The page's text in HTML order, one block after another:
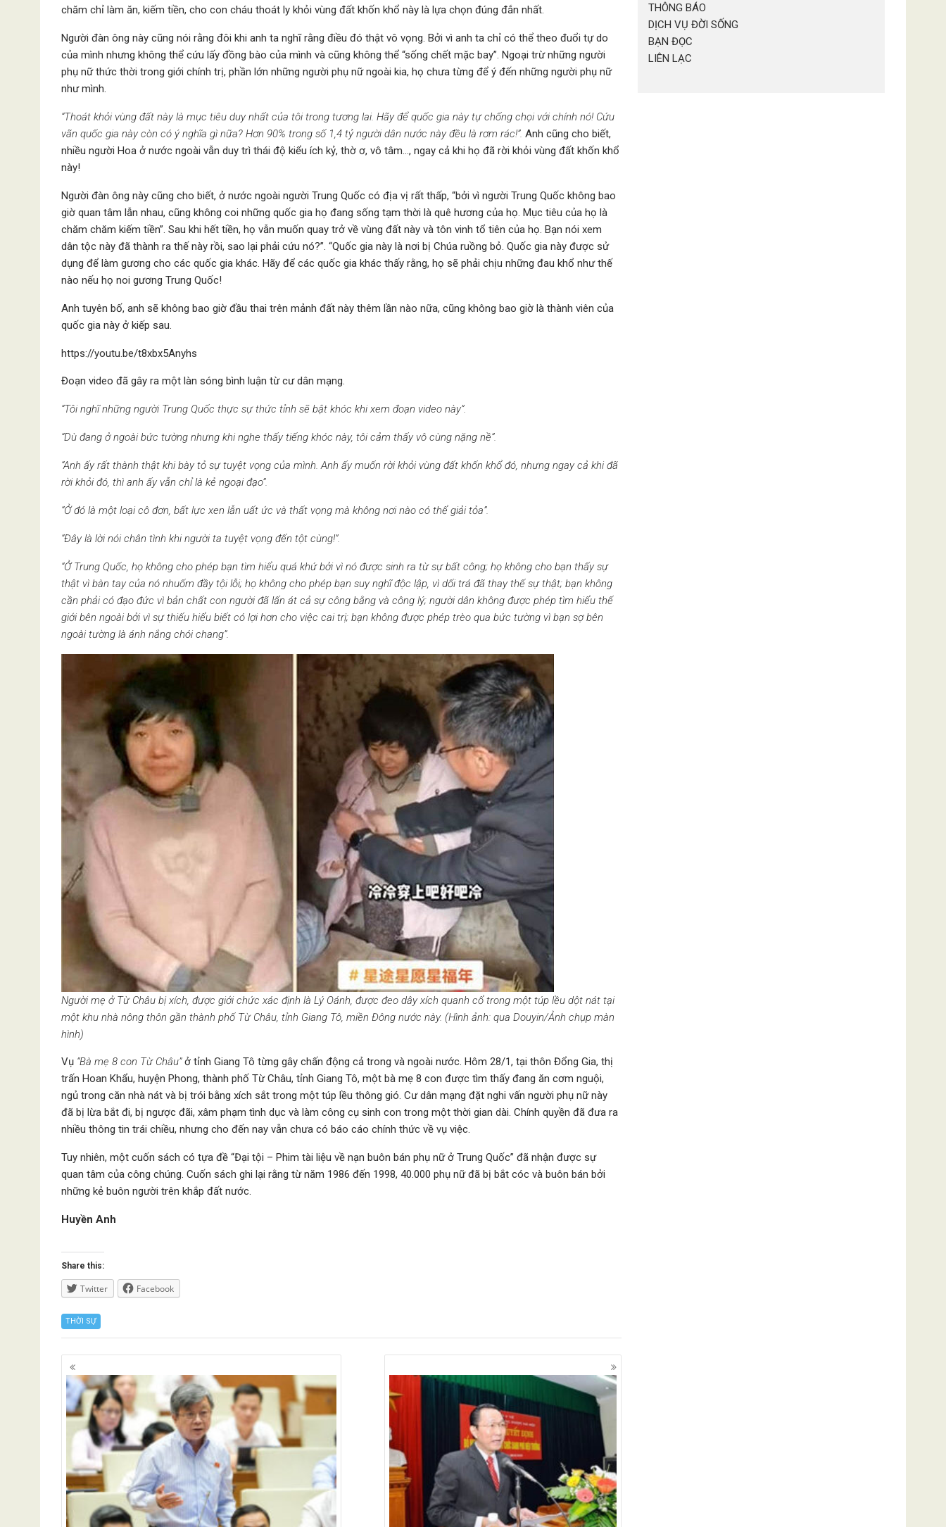
chăm chỉ làm ăn, kiếm tiền, cho con cháu thoát ly khỏi vùng đất khốn khổ này là lựa chọn đúng đắn nhất.
Người đàn ông này cũng nói rằng đôi khi anh ta nghĩ rằng điều đó thật vô vọng. Bởi vì anh ta chỉ có thể theo đuổi tự do
của mình nhưng không thể cứu lấy đồng bào của mình và cũng không thể “sống chết mặc bay”. Ngoại trừ những người
phụ nữ thức thời trong giới chính trị, phần lớn những người phụ nữ ngoài kia, họ chưa từng để ý đến những người phụ nữ
như mình.
“Thoát khỏi vùng đất này là mục tiêu duy nhất của tôi trong tương lai. Hãy để quốc gia này tự chống chọi với chính nó! Cứu
vãn quốc gia này còn có ý nghĩa gì nữa? Hơn 90% trong số 1,4 tỷ người dân nước này đều là rơm rác!”. Anh cũng cho biết,
nhiều người Hoa ở nước ngoài vẫn duy trì thái độ kiểu ích kỷ, thờ ơ, vô tâm…, ngay cả khi họ đã rời khỏi vùng đất khốn khổ
này!
Người đàn ông này cũng cho biết, ở nước ngoài người Trung Quốc có địa vị rất thấp, “bởi vì người Trung Quốc không bao
giờ quan tâm lẫn nhau, cũng không coi những quốc gia họ đang sống tạm thời là quê hương của họ. Mục tiêu của họ là
chăm chăm kiếm tiền”. Sau khi hết tiền, họ vẫn muốn quay trở về vùng đất này và tôn vinh tổ tiên của họ. Bạn nói xem
dân tộc này đã thành ra thế này rồi, sao lại phải cứu nó?”. “Quốc gia này là nơi bị Chúa ruồng bỏ. Quốc gia này được sử
dụng để làm gương cho các quốc gia khác. Hãy để các quốc gia khác thấy rằng, họ sẽ phải chịu những đau khổ như thế
nào nếu họ noi gương Trung Quốc!
Anh tuyên bố, anh sẽ không bao giờ đầu thai trên mảnh đất này thêm lần nào nữa, cũng không bao giờ là thành viên của
quốc gia này ở kiếp sau.
https://youtu.be/t8xbx5Anyhs
Đoạn video đã gây ra một làn sóng bình luận từ cư dân mạng.
“Tôi nghĩ những người Trung Quốc thực sự thức tỉnh sẽ bật khóc khi xem đoạn video này”.
“Dù đang ở ngoài bức tường nhưng khi nghe thấy tiếng khóc này, tôi cảm thấy vô cùng nặng nề”.
“Anh ấy rất thành thật khi bày tỏ sự tuyệt vọng của mình. Anh ấy muốn rời khỏi vùng đất khốn khổ đó, nhưng ngay cả khi đã
rời khỏi đó, thì anh ấy vẫn chỉ là kẻ ngoại đạo”.
“Ở đó là một loại cô đơn, bất lực xen lẫn uất ức và thất vọng mà không nơi nào có thể giải tỏa”.
“Đây là lời nói chân tình khi người ta tuyệt vọng đến tột cùng!”.
“Ở Trung Quốc, họ không cho phép bạn tìm hiểu quá khứ bởi vì nó được sinh ra từ sự bất công; họ không cho bạn thấy sự
thật vì bàn tay của nó nhuốm đầy tội lỗi; họ không cho phép bạn suy nghĩ độc lập, vì dối trá đã thay thế sự thật; bạn không
cần phải có đạo đức vì bản chất con người đã lấn át cả sự công bằng và công lý; người dân không được phép tìm hiểu thế
giới bên ngoài bởi vì sự thiếu hiểu biết có lợi hơn cho việc cai trị; bạn không được phép trèo qua bức tường vì bạn sợ bên
ngoài tường là ánh nắng chói chang”.
Người mẹ ở Từ Châu bị xích, được giới chức xác định là Lý Oánh, được đeo dây xích quanh cổ trong một túp lều dột nát tại
một khu nhà nông thôn gần thành phố Từ Châu, tỉnh Giang Tô, miền Đông nước này. (Hình ảnh: qua Douyin/Ảnh chụp màn
hình)
Vụ “Bà mẹ 8 con Từ Châu”ở tỉnh Giang Tô từng gây chấn động cả trong và ngoài nước. Hôm 28/1, tại thôn Đổng Gia, thị
trấn Hoan Khẩu, huyện Phong, thành phố Từ Châu, tỉnh Giang Tô, một bà mẹ 8 con được tìm thấy đang ăn cơm nguội,
ngủ trong căn nhà nát và bị trói bằng xích sắt trong một túp lều thông gió. Cư dân mạng đặt nghi vấn người phụ nữ này
đã bị lừa bắt đi, bị ngược đãi, xâm phạm tình dục và làm công cụ sinh con trong một thời gian dài. Chính quyền đã đưa ra
nhiều thông tin trái chiều, nhưng cho đến nay vẫn chưa có báo cáo chính thức về vụ việc.
Tuy nhiên, một cuốn sách có tựa đề “Đại tội – Phim tài liệu về nạn buôn bán phụ nữ ở Trung Quốc” đã nhận được sự
quan tâm của công chúng. Cuốn sách ghi lại rằng từ năm 1986 đến 1998, 40.000 phụ nữ đã bị bắt cóc và buôn bán bởi
những kẻ buôn người trên khắp đất nước.
Huyền Anh
Share this:
Twitter Facebook
THỜI SỰ
Posts
navigation
THÔNG BÁO
DỊCH VỤ ĐỜI SỐNG
BẠN ĐỌC
LIÊN LẠC